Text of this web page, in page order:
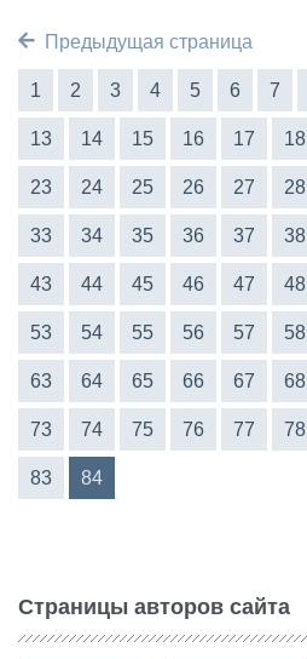
Предыдущая страница
1 2 3 4 5 6 7
13 14 15 16 17 18
23 24 25 26 27 28
33 34 35 36 37 38
43 44 45 46 47 48
53 54 55 56 57 58
63 64 65 66 67 68
73 74 75 76 77 78
83 84
Страницы авторов сайта